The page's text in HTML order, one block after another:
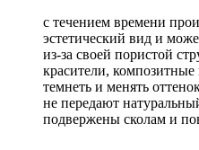
с течением времени
эстетический вид и
из-за своей пористой
красители,
темнеть и менять
не передают
подвержены сколам и